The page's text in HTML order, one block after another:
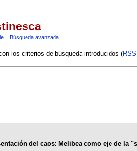
| Búsqueda avanzada
los criterios de búsqueda introducidos (RSS
del caos: Melibea como eje de la